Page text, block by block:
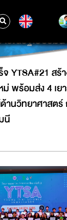
YTSA#21 ส
พร้อมส่ง 4 เย
วิทยาศาสตร์
รณรัฐเยอรมนี
YTSA#21 สร้
พร้อมส่ง 4 เย
านวิทยาศาสต
นี